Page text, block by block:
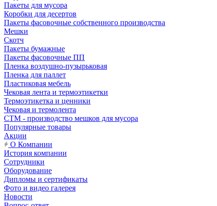
Пакеты для мусора
Коробки для десертов
Пакеты фасовочные собственного производства
Мешки
Скотч
Пакеты бумажные
Пакеты фасовочные ПП
Пленка воздушно-пузырьковая
Пленка для паллет
Пластиковая мебель
Чековая лента и термоэтикетки
Термоэтикетка и ценники
Чековая и термолента
СТМ - производство мешков для мусора
Популярные товары
Акции
О Компании
История компании
Сотрудники
Оборудование
Дипломы и сертификаты
Фото и видео галерея
Новости